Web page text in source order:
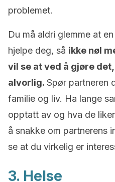
problemet.
Du må aldri glemme at
hjelpe deg, så ikke nøl
vil se at ved å gjøre
alvorlig. Spør partneren
familie og liv. Ha lange
opptatt av og hva de
å snakke om partnerens
se at du virkelig er
3. Helse